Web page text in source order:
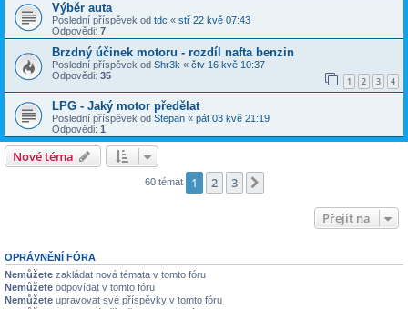
Výběr auta
Poslední příspěvek od tdc « stř 22 kvě 07:43
Odpovědi: 7
Brzdný účinek motoru - rozdíl nafta benzin
Poslední příspěvek od Shr3k « čtv 16 kvě 10:37
Odpovědi: 35 1 2 3 4
LPG - Jaký motor předělat
Poslední příspěvek od Stepan « pát 03 kvě 21:19
Odpovědi: 1
Nové téma
60 témat 1 2 3
Přejít na
OPRÁVNĚNÍ FÓRA
Nemůžete zakládat nová témata v tomto fóru
Nemůžete odpovídat v tomto fóru
Nemůžete upravovat své příspěvky v tomto fóru